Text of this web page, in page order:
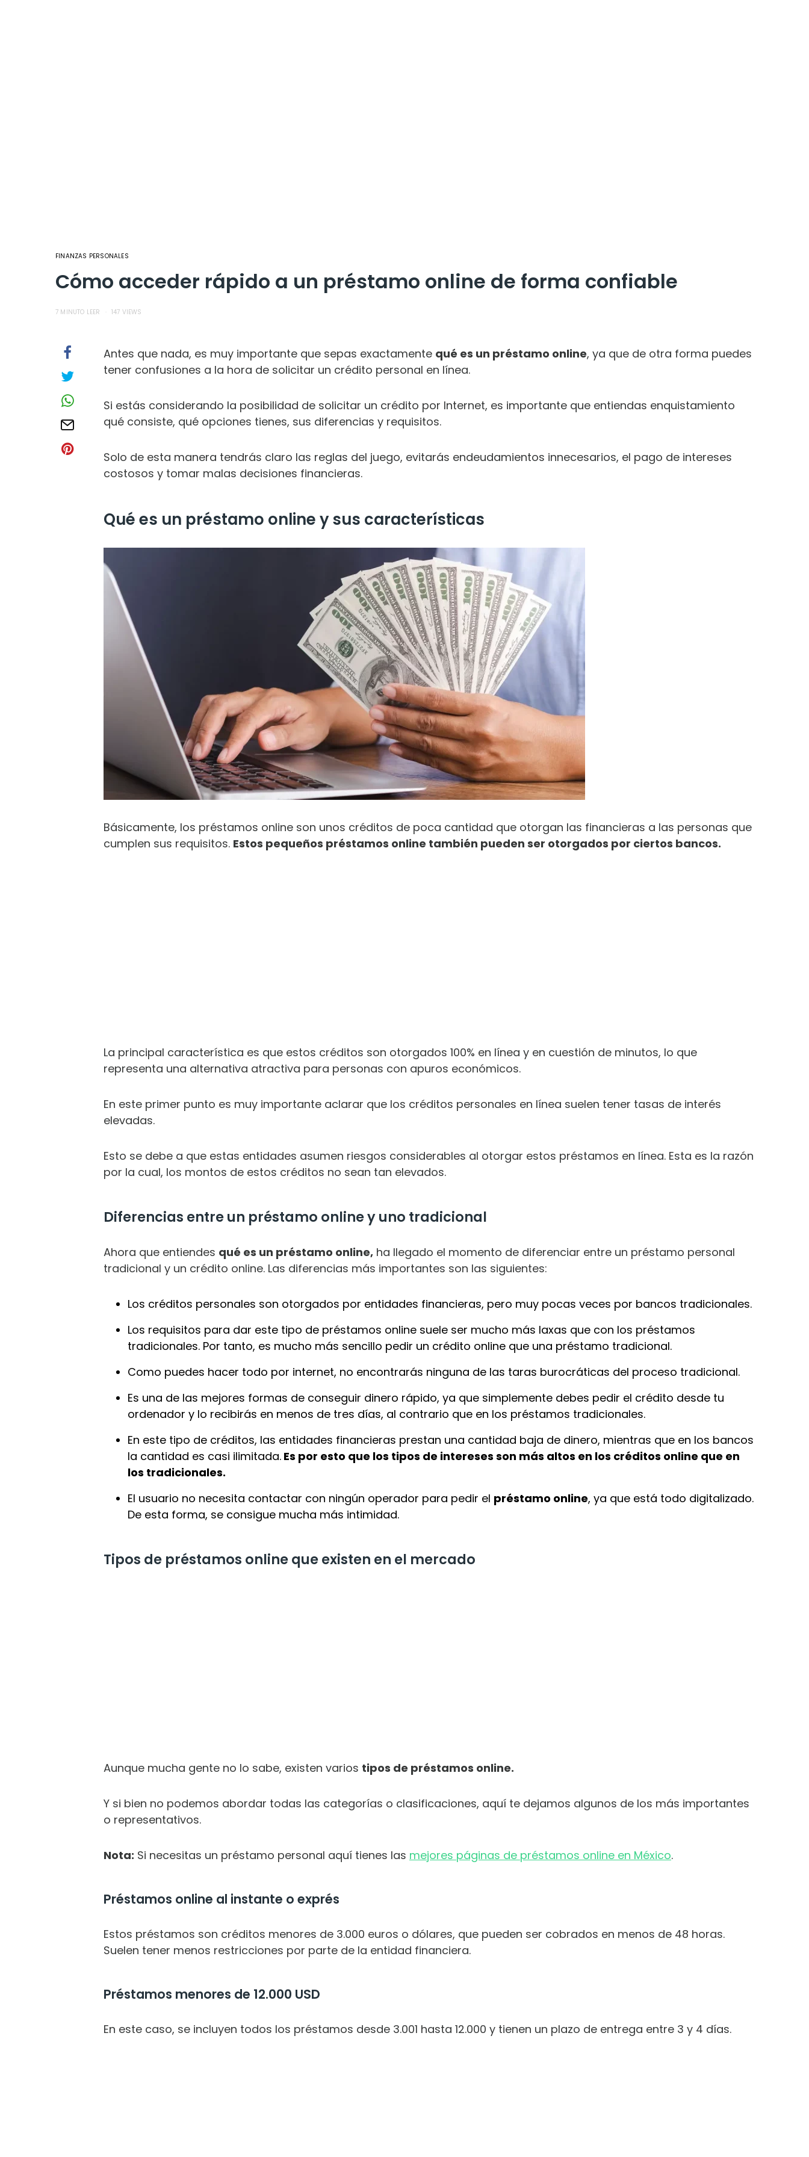
FINANZAS PERSONALES
Cómo acceder rápido a un préstamo online de forma confiable
7 MINUTO LEER 147 VIEWS
Antes que nada, es muy importante que sepas exactamente qué es un préstamo online, ya que de otra forma puedes
tener confusiones a la hora de solicitar un crédito personal en línea.
Si estás considerando la posibilidad de solicitar un crédito por Internet, es importante que entiendas enquistamiento
qué consiste, qué opciones tienes, sus diferencias y requisitos.
Solo de esta manera tendrás claro las reglas del juego, evitarás endeudamientos innecesarios, el pago de intereses
costosos y tomar malas decisiones financieras.
Qué es un préstamo online y sus características
Básicamente, los préstamos online son unos créditos de poca cantidad que otorgan las financieras a las personas que
cumplen sus requisitos. Estos pequeños préstamos online también pueden ser otorgados por ciertos bancos.
La principal característica es que estos créditos son otorgados 100% en línea y en cuestión de minutos, lo que
representa una alternativa atractiva para personas con apuros económicos.
En este primer punto es muy importante aclarar que los créditos personales en línea suelen tener tasas de interés
elevadas.
Esto se debe a que estas entidades asumen riesgos considerables al otorgar estos préstamos en línea. Esta es la razón
por la cual, los montos de estos créditos no sean tan elevados.
Diferencias entre un préstamo online y uno tradicional
Ahora que entiendes qué es un préstamo online, ha llegado el momento de diferenciar entre un préstamo personal
tradicional y un crédito online. Las diferencias más importantes son las siguientes:
Los créditos personales son otorgados por entidades financieras, pero muy pocas veces por bancos tradicionales.
Los requisitos para dar este tipo de préstamos online suele ser mucho más laxas que con los préstamos
tradicionales. Por tanto, es mucho más sencillo pedir un crédito online que una préstamo tradicional.
Como puedes hacer todo por internet, no encontrarás ninguna de las taras burocráticas del proceso tradicional.
Es una de las mejores formas de conseguir dinero rápido, ya que simplemente debes pedir el crédito desde tu
ordenador y lo recibirás en menos de tres días, al contrario que en los préstamos tradicionales.
En este tipo de créditos, las entidades financieras prestan una cantidad baja de dinero, mientras que en los bancos
la cantidad es casi ilimitada. Es por esto que los tipos de intereses son más altos en los créditos online que en
los tradicionales.
El usuario no necesita contactar con ningún operador para pedir el préstamo online, ya que está todo digitalizado.
De esta forma, se consigue mucha más intimidad.
Tipos de préstamos online que existen en el mercado
Aunque mucha gente no lo sabe, existen varios tipos de préstamos online.
Y si bien no podemos abordar todas las categorías o clasificaciones, aquí te dejamos algunos de los más importantes
o representativos.
Nota: Si necesitas un préstamo personal aquí tienes las mejores páginas de préstamos online en México.
Préstamos online al instante o exprés
Estos préstamos son créditos menores de 3.000 euros o dólares, que pueden ser cobrados en menos de 48 horas.
Suelen tener menos restricciones por parte de la entidad financiera.
Préstamos menores de 12.000 USD
En este caso, se incluyen todos los préstamos desde 3.001 hasta 12.000 y tienen un plazo de entrega entre 3 y 4 días.
DOMINAR TUS FINANZAS PERSONALES